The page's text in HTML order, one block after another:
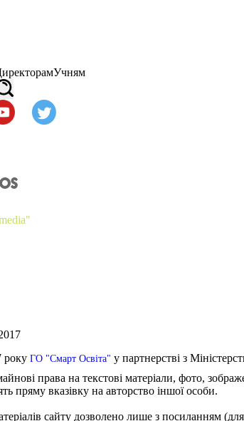
Учням
року ГО "Смарт Освіта" у партнерстві з
права на текстові матеріали, фото,
пряму вказівку на авторство іншої особи.
сайту дозволено лише з посиланням